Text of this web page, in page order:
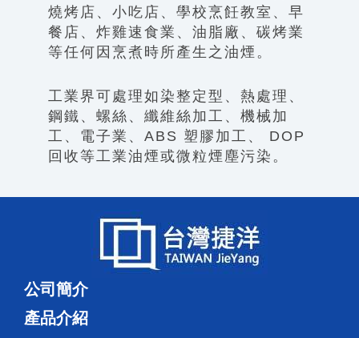
燒烤店、小吃店、學校烹飪教室、早
餐店、炸雞速食業、油脂廠、碳烤業
等任何因烹煮時所產生之油煙。
工業界可處理如染整定型、熱處理、
鋼鐵、螺絲、纖維絲加工、機械加
工、電子業、ABS 塑膠加工、 DOP
回收等工業油煙或微粒煙塵污染。
公司簡介
產品介紹